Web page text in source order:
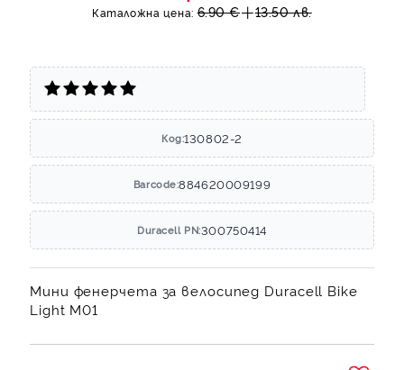
Каталожна цена: 6.90 € 13.50 лв.
Код:130802-2
Barcode:884620009199
Duracell PN:300750414
Мини фенерчета за велосипед Duracell Bike
Light M01